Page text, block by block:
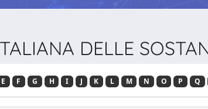
DELLE
E F G H I J K L M N O P Q